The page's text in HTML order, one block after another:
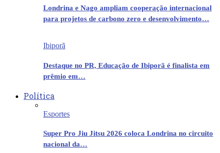
Londrina e Nago ampliam cooperação internacional
para projetos de carbono zero e desenvolvimento…
Ibiporã
Destaque no PR, Educação de Ibiporã é finalista em
prêmio em…
Política
Esportes
Super Pro Jiu Jitsu 2026 coloca Londrina no circuito
nacional da…